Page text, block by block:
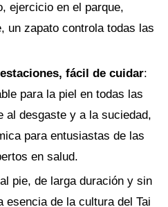
ejercicio en el parque,
un zapato controla todas las
fácil de cuidar:
para la piel en todas las
al desgaste y a la suciedad,
para entusiastas de las
en salud.
pie, de larga duración y sin
esencia de la cultura del Tai